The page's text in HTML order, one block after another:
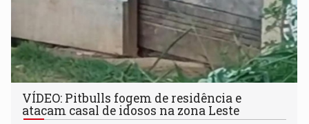
VÍDEO: Pitbulls fogem de residência e
atacam casal de idosos na zona Leste